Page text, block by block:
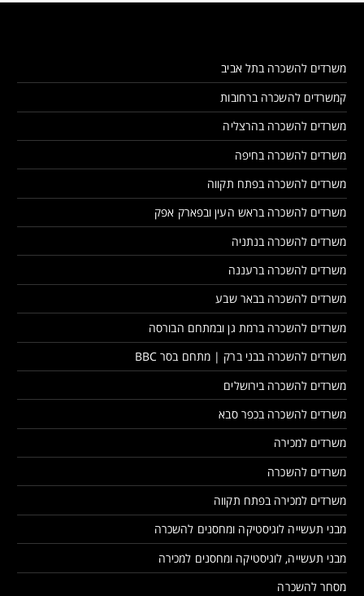
משרדים להשכרה בתל אביב
קמשרדים להשכרה ברחובות
משרדים להשכרה בהרצליה
משרדים להשכרה בחיפה
משרדים להשכרה בפתח תקווה
משרדים להשכרה בראש העין ובפארק אפק
משרדים להשכרה בנתניה
משרדים להשכרה ברעננה
משרדים להשכרה בבאר שבע
משרדים להשכרה ברמת גן ובמתחם הבורסה
משרדים להשכרה בבני ברק | מתחם בסר BBC
משרדים להשכרה בירושלים
משרדים להשכרה בכפר סבא
משרדים למכירה
משרדים להשכרה
משרדים למכירה בפתח תקווה
מבני תעשייה לוגיסטיקה ומחסנים להשכרה
מבני תעשייה, לוגיסטיקה ומחסנים למכירה
מסחר להשכרה